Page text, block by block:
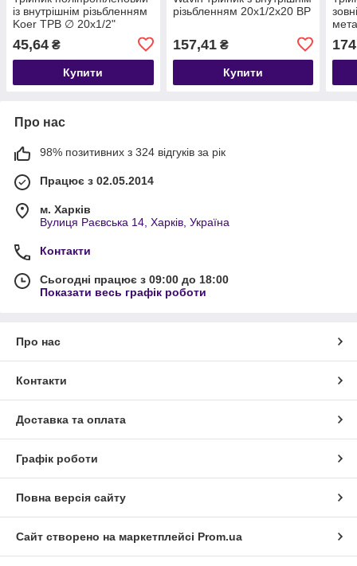
із внутрішнім різьбленням
Koer ТРВ ∅ 20х1/2"
45,64 ₴
Купити
різьбленням 20х1/2х20 ВР
157,41₴
Купити
Про нас
98% позитивних з 324 відгуків за рік
Працює з 02.05.2014
м. Харків
Вулиця Раєвська 14, Харків, Україна
Контакти
Сьогодні працює з 09:00 до 18:00
Показати весь графік роботи
Про нас
Контакти
Доставка та оплата
Графік роботи
Повна версія сайту
Сайт створено на маркетплейсі Prom.ua